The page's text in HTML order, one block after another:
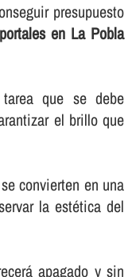
presupuesto
en La Pobla
que se debe
el brillo que
convierten en una
la estética del
apagado y sin